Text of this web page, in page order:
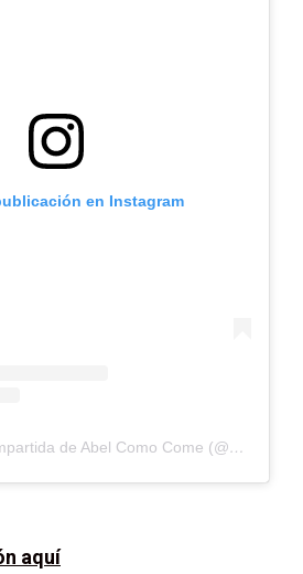
en Instagram
Una publicación compartida de Abel Como Come (@abelcomocome)
aquí